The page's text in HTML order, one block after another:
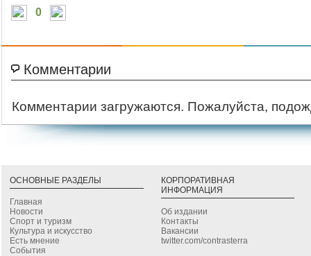
0
Комментарии
Комментарии загружаются. Пожалуйста,
ОСНОВНЫЕ РАЗДЕЛЫ
Главная
Новости
Спорт и туризм
Культура и искусство
Есть мнение
События
КОРПОРАТИВНАЯ
ИНФОРМАЦИЯ
Об издании
Контакты
Вакансии
twitter.com/contrasterra